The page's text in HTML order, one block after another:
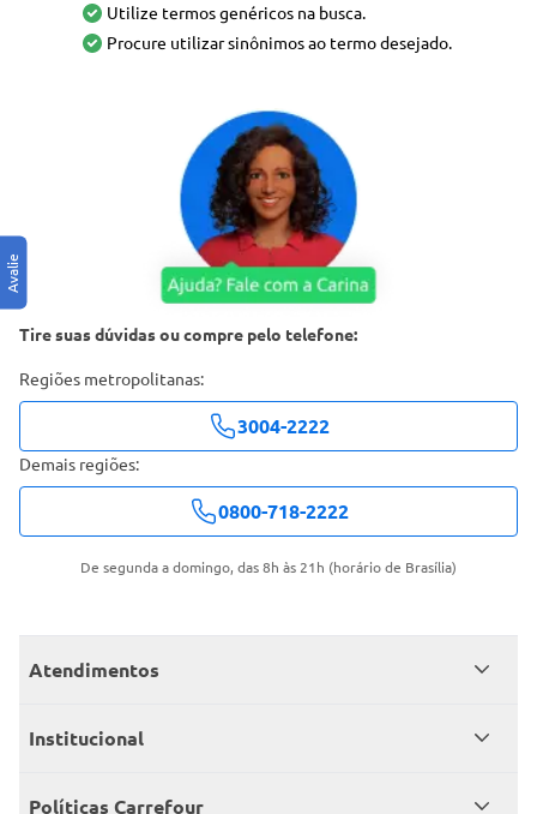
Utilize termos genéricos na busca.
Procure utilizar sinônimos ao termo desejado.
Tire suas dúvidas ou compre pelo telefone:
Regiões metropolitanas:
3004-2222
Demais regiões:
0800-718-2222
De segunda a domingo, das 8h às 21h (horário de Brasília)
Atendimentos
Meus pedidos
Institucional
Grupo Carrefour Brasil
Políticas Carrefour